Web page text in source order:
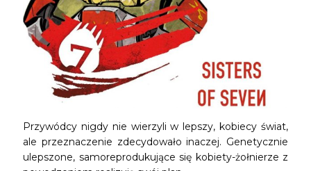
Przywódcy nigdy nie wierzyli w lepszy, kobiecy świat,
ale przeznaczenie zdecydowało inaczej. Genetycznie
ulepszone, samoreprodukujące się kobiety-żołnierze z